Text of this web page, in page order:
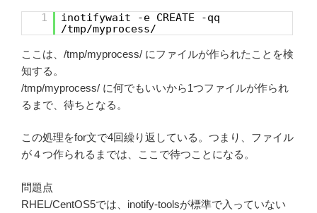
1
inotifywait -e CREATE -qq
/tmp/myprocess/
ここは、/tmp/myprocess/ にファイルが作られたことを検
知する。
/tmp/myprocess/ に何でもいいから1つファイルが作られ
るまで、待ちとなる。
この処理をfor文で4回繰り返している。つまり、ファイル
が４つ作られるまでは、ここで待つことになる。
問題点
RHEL/CentOS5では、inotify-toolsが標準で入っていない